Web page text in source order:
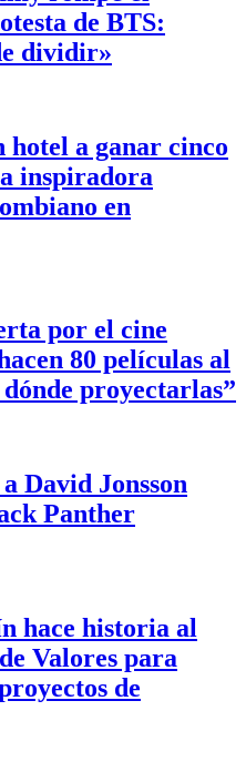
de BTS:
dividir»
a ganar cinco
inspiradora
en
por el cine
80 películas al
proyectarlas”
David Jonsson
Panther
hace historia al
Valores para
de